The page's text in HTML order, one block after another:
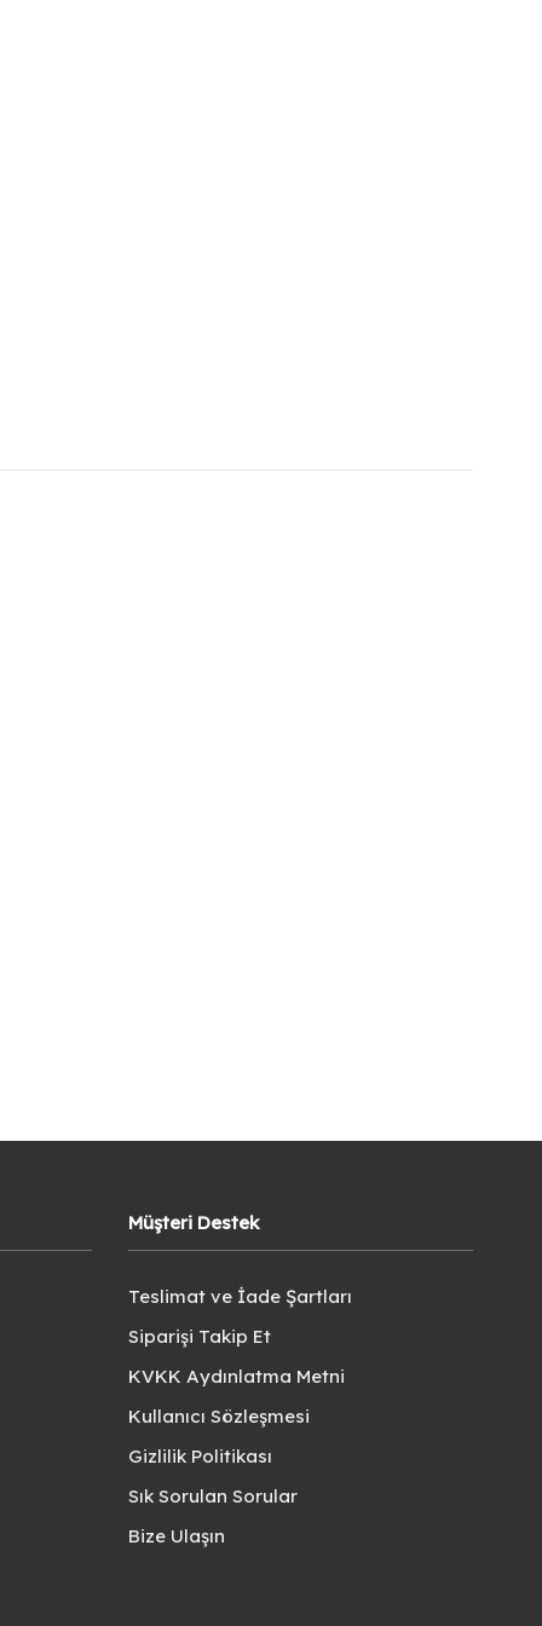
Müşteri Destek
Teslimat ve İade Şartları
Siparişi Takip Et
KVKK Aydınlatma Metni
Kullanıcı Sözleşmesi
Gizlilik Politikası
Sık Sorulan Sorular
Bize Ulaşın